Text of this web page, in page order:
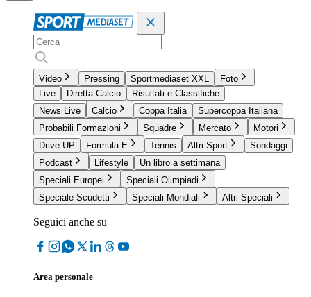
Video Pressing Sportmediaset XXL
Foto
Live
Diretta Calcio
Risultati e Classifiche
News Live
Calcio Coppa Italia
Supercoppa Italiana
Probabili Formazioni
Squadre Mercato
Motori
Drive UP
Formula E Tennis Altri Sport
Sondaggi
Podcast
Lifestyle
Un libro a settimana
Speciali Europei
Speciali Olimpiadi
Speciale Scudetti
Speciali Mondiali Altri Speciali
Seguici anche su
Area personale